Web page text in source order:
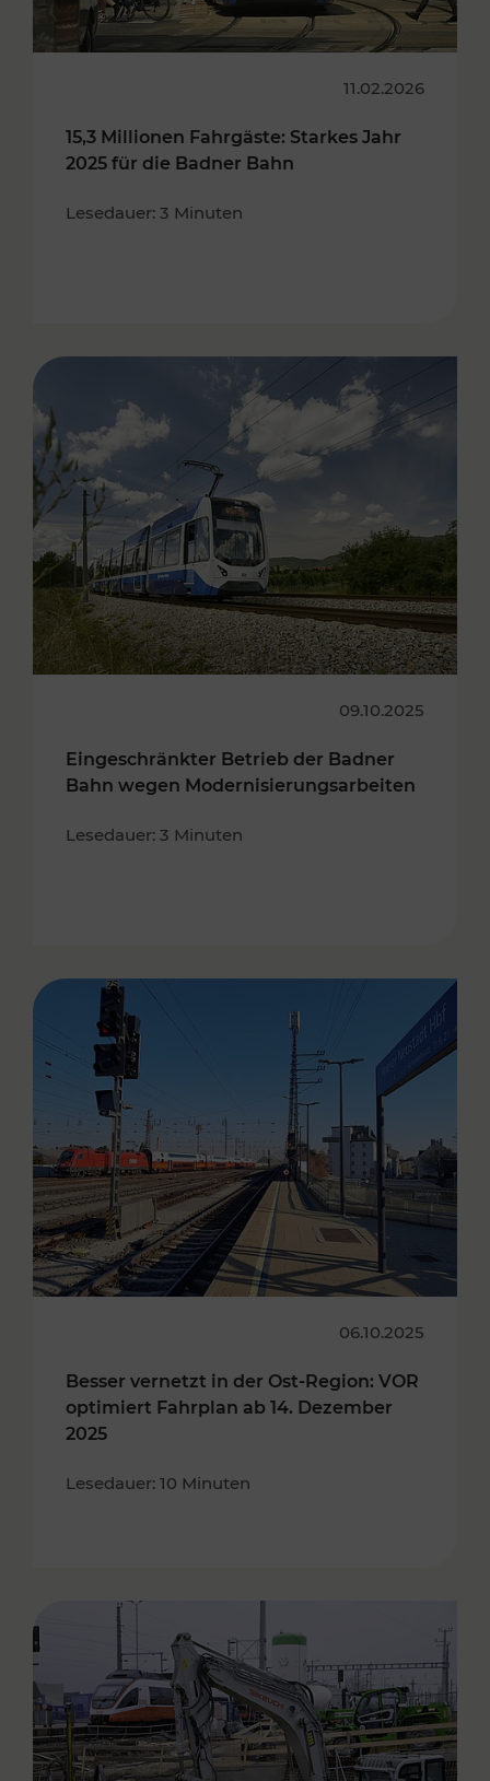
11.02.2026
15,3 Millionen Fahrgäste: Starkes Jahr
2025 für die Badner Bahn
Lesedauer: 3 Minuten
09.10.2025
Eingeschränkter Betrieb der Badner
Bahn wegen Modernisierungsarbeiten
Lesedauer: 3 Minuten
06.10.2025
Besser vernetzt in der Ost-Region: VOR
optimiert Fahrplan ab 14. Dezember
2025
Lesedauer: 10 Minuten